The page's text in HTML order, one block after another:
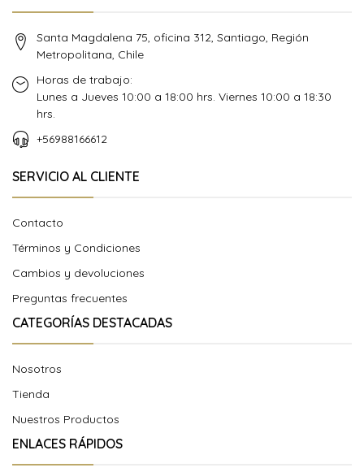
Santa Magdalena 75, oficina 312, Santiago, Región
Metropolitana, Chile
Horas de trabajo:
Lunes a Jueves 10:00 a 18:00 hrs. Viernes 10:00 a 18:30
hrs.
+56988166612
SERVICIO AL CLIENTE
Contacto
Términos y Condiciones
Cambios y devoluciones
Preguntas frecuentes
CATEGORÍAS DESTACADAS
Nosotros
Tienda
Nuestros Productos
ENLACES RÁPIDOS